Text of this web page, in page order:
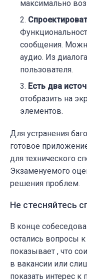
максимально
сообщения.
аудио. Из
пользователя.
Есть два
отобразить на
элементов.
Для устранения
готовое
для технического
Экзаменуемого
решения проблем.
Не стесняйтесь
В конце
остались вопросы к
показывает , что
в вакансии или
показать интерес